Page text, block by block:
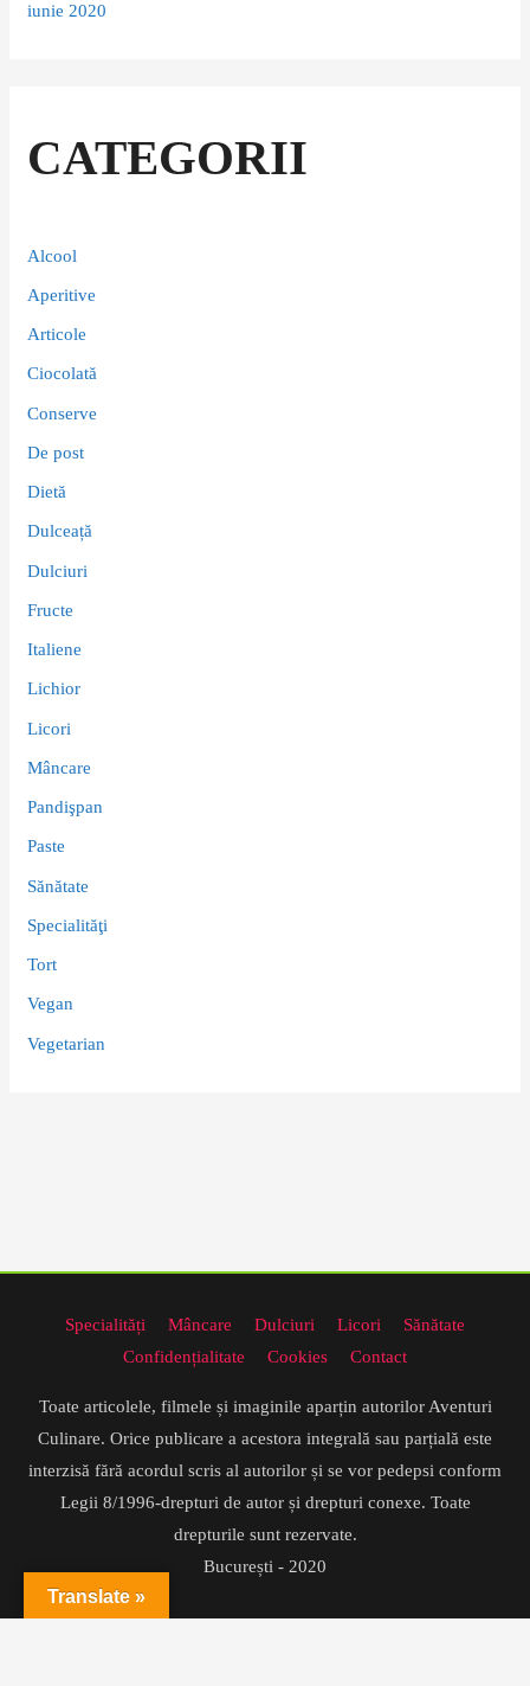
iunie 2020
CATEGORII
Alcool
Aperitive
Articole
Ciocolată
Conserve
De post
Dietă
Dulceață
Dulciuri
Fructe
Italiene
Lichior
Licori
Mâncare
Pandişpan
Paste
Sănătate
Specialităţi
Tort
Vegan
Vegetarian
Specialități Mâncare Dulciuri Licori
Sănătate
Confidențialitate
Cookies Contact
Toate articolele, filmele și imaginile aparțin autorilor Aventuri
Culinare. Orice publicare a acestora integrală sau parțială este
interzisă fără acordul scris al autorilor și se vor pedepsi conform
Legii 8/1996-drepturi de autor și drepturi conexe. Toate
drepturile sunt rezervate.
București - 2020
Translate »